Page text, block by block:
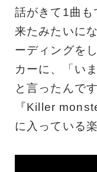
話がきて1曲も
来たみたいに
ーディングを
カーに、「い
と言ったんで
『Killer
に入っている